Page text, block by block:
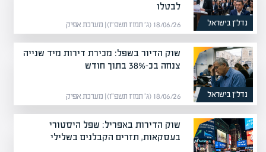
נדל”ן בישראל
לבטלו
18/06/26 (ג׳ תמוז תשפ״ו) | מערכת אפיק
נדל”ן בישראל
שוק הדיור בשפל: מכירת דירות מיד שנייה
צנחה בכ-38% בתוך חודש
18/06/26 (ג׳ תמוז תשפ״ו) | מערכת אפיק
שוק הדירות באפריל: שפל היסטורי
בעסקאות, תזרים הקבלנים בשלילי